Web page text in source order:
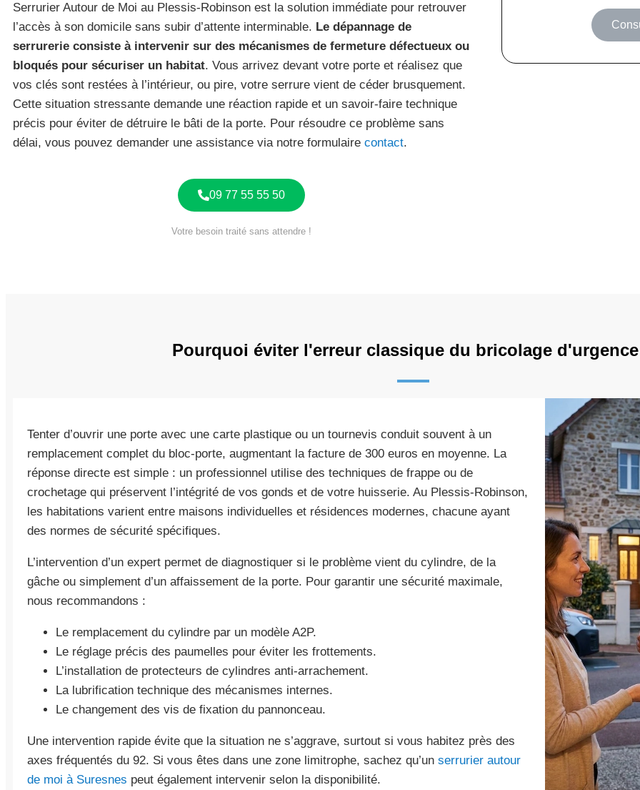
Serrurier Autour de Moi au Plessis-Robinson est la solution immédiate pour retrouver
l’accès à son domicile sans subir d’attente interminable. Le dépannage de
serrurerie consiste à intervenir sur des mécanismes de fermeture défectueux ou
bloqués pour sécuriser un habitat. Vous arrivez devant votre porte et réalisez que
vos clés sont restées à l’intérieur, ou pire, votre serrure vient de céder brusquement.
Cette situation stressante demande une réaction rapide et un savoir-faire technique
précis pour éviter de détruire le bâti de la porte. Pour résoudre ce problème sans
délai, vous pouvez demander une assistance via notre formulaire contact.
09 77 55 55 50
Votre besoin traité sans attendre !
Pourquoi éviter l'erreur classique du bricolage
Tenter d’ouvrir une porte avec une carte plastique ou un tournevis conduit souvent à un
remplacement complet du bloc-porte, augmentant la facture de 300 euros en moyenne. La
réponse directe est simple : un professionnel utilise des techniques de frappe ou de
crochetage qui préservent l’intégrité de vos gonds et de votre huisserie. Au Plessis-Robinson,
les habitations varient entre maisons individuelles et résidences modernes, chacune ayant
des normes de sécurité spécifiques.
L’intervention d’un expert permet de diagnostiquer si le problème vient du cylindre, de la
gâche ou simplement d’un affaissement de la porte. Pour garantir une sécurité maximale,
nous recommandons :
Le remplacement du cylindre par un modèle A2P.
Le réglage précis des paumelles pour éviter les frottements.
L’installation de protecteurs de cylindres anti-arrachement.
La lubrification technique des mécanismes internes.
Le changement des vis de fixation du pannonceau.
Une intervention rapide évite que la situation ne s’aggrave, surtout si vous habitez près des
axes fréquentés du 92. Si vous êtes dans une zone limitrophe, sachez qu’un serrurier autour
de moi à Suresnes peut également intervenir selon la disponibilité.